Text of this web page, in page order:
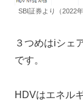
SBI証券より（2022
３つめはiシェ
です。
HDVはエネル